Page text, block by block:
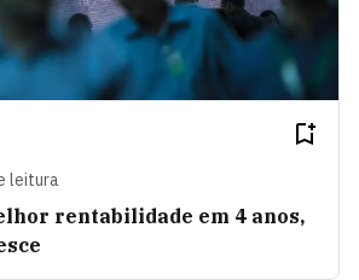
leitura
rentabilidade em 4 anos,